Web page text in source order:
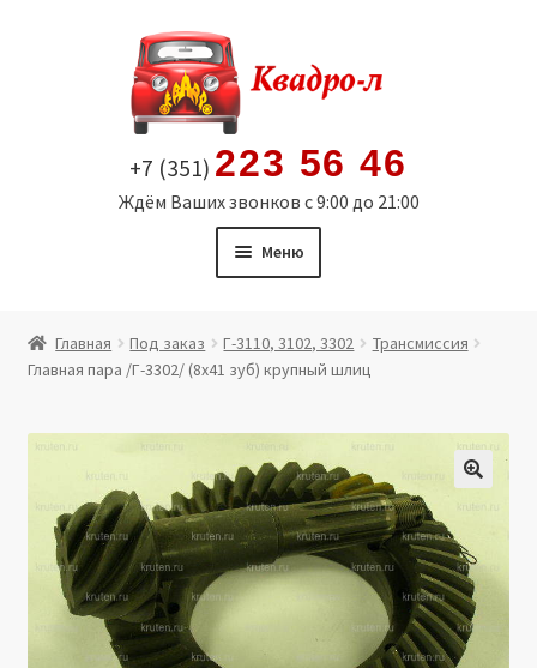
содержимому
+7 (351) 223 56 46
Ждём Ваших звонков с 9:00 до 21:00
Меню
Витрина
Мой аккаунт
Политика в отношении обработки персональных
данных
Производители
Юридические данные
Главная Под заказ Г-3110, 3102, 3302
Трансмиссия
Главная пара /Г-3302/ (8х41 зуб) крупный шлиц
🔍